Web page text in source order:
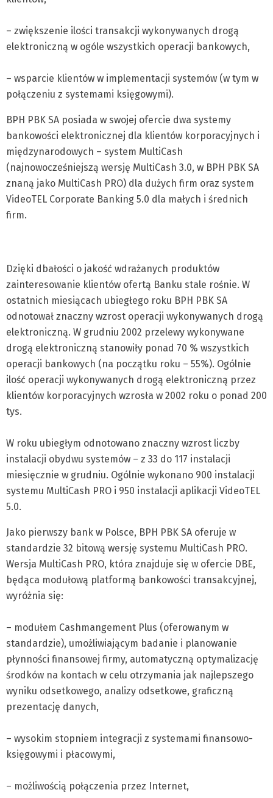
– zwiększenie ilości transakcji wykonywanych drogą
elektroniczną w ogóle wszystkich operacji bankowych,
– wsparcie klientów w implementacji systemów (w tym w
połączeniu z systemami księgowymi).
BPH PBK SA posiada w swojej ofercie dwa systemy
bankowości elektronicznej dla klientów korporacyjnych i
międzynarodowych – system MultiCash
(najnowocześniejszą wersję MultiCash 3.0, w BPH PBK SA
znaną jako MultiCash PRO) dla dużych firm oraz system
VideoTEL Corporate Banking 5.0 dla małych i średnich
firm.
Dzięki dbałości o jakość wdrażanych produktów
zainteresowanie klientów ofertą Banku stale rośnie. W
ostatnich miesiącach ubiegłego roku BPH PBK SA
odnotował znaczny wzrost operacji wykonywanych drogą
elektroniczną. W grudniu 2002 przelewy wykonywane
drogą elektroniczną stanowiły ponad 70 % wszystkich
operacji bankowych (na początku roku – 55%). Ogólnie
ilość operacji wykonywanych drogą elektroniczną przez
klientów korporacyjnych wzrosła w 2002 roku o ponad 200
tys.
W roku ubiegłym odnotowano znaczny wzrost liczby
instalacji obydwu systemów – z 33 do 117 instalacji
miesięcznie w grudniu. Ogólnie wykonano 900 instalacji
systemu MultiCash PRO i 950 instalacji aplikacji VideoTEL
5.0.
Jako pierwszy bank w Polsce, BPH PBK SA oferuje w
standardzie 32 bitową wersję systemu MultiCash PRO.
Wersja MultiCash PRO, która znajduje się w ofercie DBE,
będąca modułową platformą bankowości transakcyjnej,
wyróżnia się:
– modułem Cashmangement Plus (oferowanym w
standardzie), umożliwiającym badanie i planowanie
płynności finansowej firmy, automatyczną optymalizację
środków na kontach w celu otrzymania jak najlepszego
wyniku odsetkowego, analizy odsetkowe, graficzną
prezentację danych,
– wysokim stopniem integracji z systemami finansowo-
księgowymi i płacowymi,
– możliwością połączenia przez Internet,